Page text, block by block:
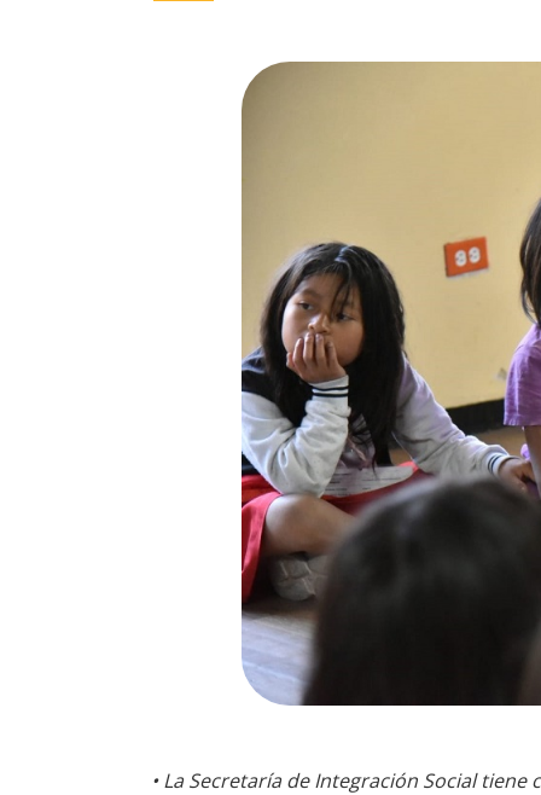
• La Secretaría de Integración Social